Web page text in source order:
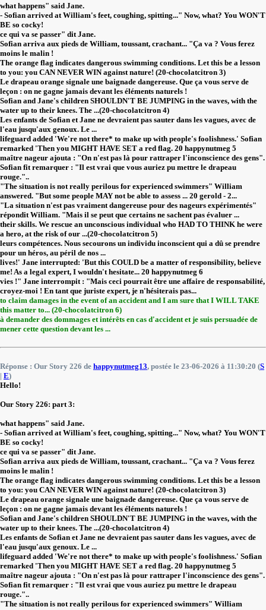
what happens" said Jane.
- Sofian arrived at William's feet, coughing, spitting..." Now, what? You WON'T
BE so cocky!
ce qui va se passer" dit Jane.
Sofian arriva aux pieds de William, toussant, crachant... "Ça va ? Vous ferez
moins le malin !
The orange flag indicates dangerous swimming conditions. Let this be a lesson
to you: you CAN NEVER WIN against nature! (20-chocolatcitron 3)
Le drapeau orange signale une baignade dangereuse. Que ça vous serve de
leçon : on ne gagne jamais devant les éléments naturels !
Sofian and Jane's children SHOULDN'T BE JUMPING in the waves, with the
water up to their knees. The ...(20-chocolatcitron 4)
Les enfants de Sofian et Jane ne devraient pas sauter dans les vagues, avec de
l'eau jusqu'aux genoux. Le ...
lifeguard added 'We're not there* to make up with people's foolishness.' Sofian
remarked 'Then you MIGHT HAVE SET a red flag. 20 happynutmeg 5
maître nageur ajouta : "On n'est pas là pour rattraper l'inconscience des gens".
Sofian fit remarquer : "Il est vrai que vous auriez pu mettre le drapeau
rouge."..
"The situation is not really perilous for experienced swimmers" William
answered. "But some people MAY not be able to assess ... 20 gerold - 2...
"La situation n'est pas vraiment dangereuse pour des nageurs expérimentés"
répondit William. "Mais il se peut que certains ne sachent pas évaluer ...
their skills. We rescue an unconscious individual who HAD TO THINK he were
a hero, at the risk of our ...(20-chocolatcitron 5)
leurs compétences. Nous secourons un individu inconscient qui a dû se prendre
pour un héros, au péril de nos ...
lives!' Jane interrupted: 'But this COULD be a matter of responsibility, believe
me! As a legal expert, I wouldn't hesitate... 20 happynutmeg 6
vies !" Jane interrompit : "Mais ceci pourrait être une affaire de responsabilité,
croyez-moi ! En tant que juriste expert, je n'hésiterais pas...
to claim damages in the event of an accident and I am sure that I WILL TAKE
this matter to... (20-chocolatcitron 6)
à demander des dommages et intérêts en cas d'accident et je suis persuadée de
mener cette question devant les ...
Réponse : Our Story 226 de happynutmeg13, postée le 23-06-2026 à 11:30:20 (S
| E)
Hello!
Our Story 226: part 3:
what happens" said Jane.
- Sofian arrived at William's feet, coughing, spitting..." Now, what? You WON'T
BE so cocky!
ce qui va se passer" dit Jane.
Sofian arriva aux pieds de William, toussant, crachant... "Ça va ? Vous ferez
moins le malin !
The orange flag indicates dangerous swimming conditions. Let this be a lesson
to you: you CAN NEVER WIN against nature! (20-chocolatcitron 3)
Le drapeau orange signale une baignade dangereuse. Que ça vous serve de
leçon : on ne gagne jamais devant les éléments naturels !
Sofian and Jane's children SHOULDN'T BE JUMPING in the waves, with the
water up to their knees. The ...(20-chocolatcitron 4)
Les enfants de Sofian et Jane ne devraient pas sauter dans les vagues, avec de
l'eau jusqu'aux genoux. Le ...
lifeguard added 'We're not there* to make up with people's foolishness.' Sofian
remarked 'Then you MIGHT HAVE SET a red flag. 20 happynutmeg 5
maître nageur ajouta : "On n'est pas là pour rattraper l'inconscience des gens".
Sofian fit remarquer : "Il est vrai que vous auriez pu mettre le drapeau
rouge."..
"The situation is not really perilous for experienced swimmers" William